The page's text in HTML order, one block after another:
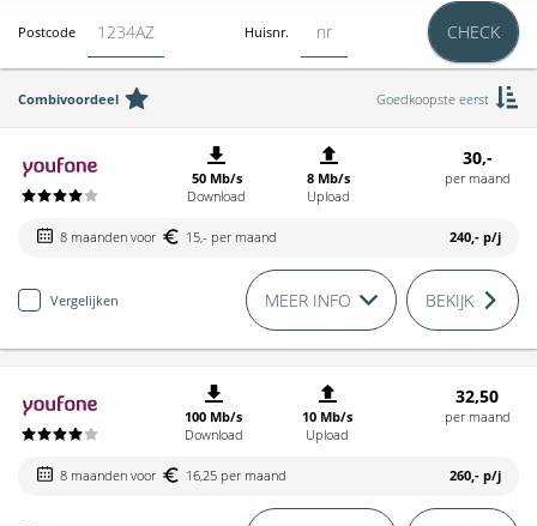
Postcode Huisnr. CHECK
Combivoordeel Goedkoopste eerst
50 Mb/s
Download
8 Mb/s
Upload
30,-
per maand
8 maanden voor 15,- per maand 240,- p/j
Vergelijken MEER INFO BEKIJK
100 Mb/s
Download
10 Mb/s
Upload
32,50
per maand
8 maanden voor 16,25 per maand 260,- p/j